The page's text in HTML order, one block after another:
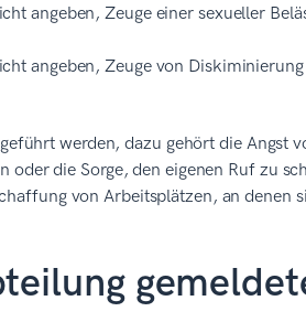
angeben, Zeuge einer sexueller
angeben, Zeuge von
werden, dazu gehört die Angst
die Sorge, den eigenen Ruf zu
von Arbeitsplätzen, an denen